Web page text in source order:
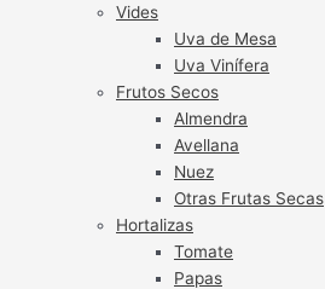
Vides
Uva de Mesa
Uva Vinífera
Frutos Secos
Almendra
Avellana
Nuez
Otras Frutas Secas
Hortalizas
Tomate
Papas